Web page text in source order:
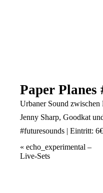
Paper Planes
Urbaner Sound
Jenny Sharp, Goodkat
#futuresounds | Eintritt: 6€
Veranstaltung
Navigation
« echo_experimental –
Live-Sets